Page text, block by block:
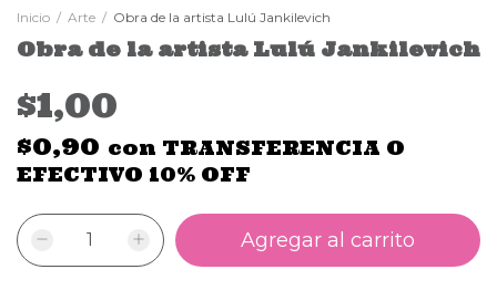
Inicio / Arte / Obra de la artista Lulú Jankilevich
Obra de la artista Lulú Jankilevich
$1,00
$0,90 con TRANSFERENCIA O
EFECTIVO 10% OFF